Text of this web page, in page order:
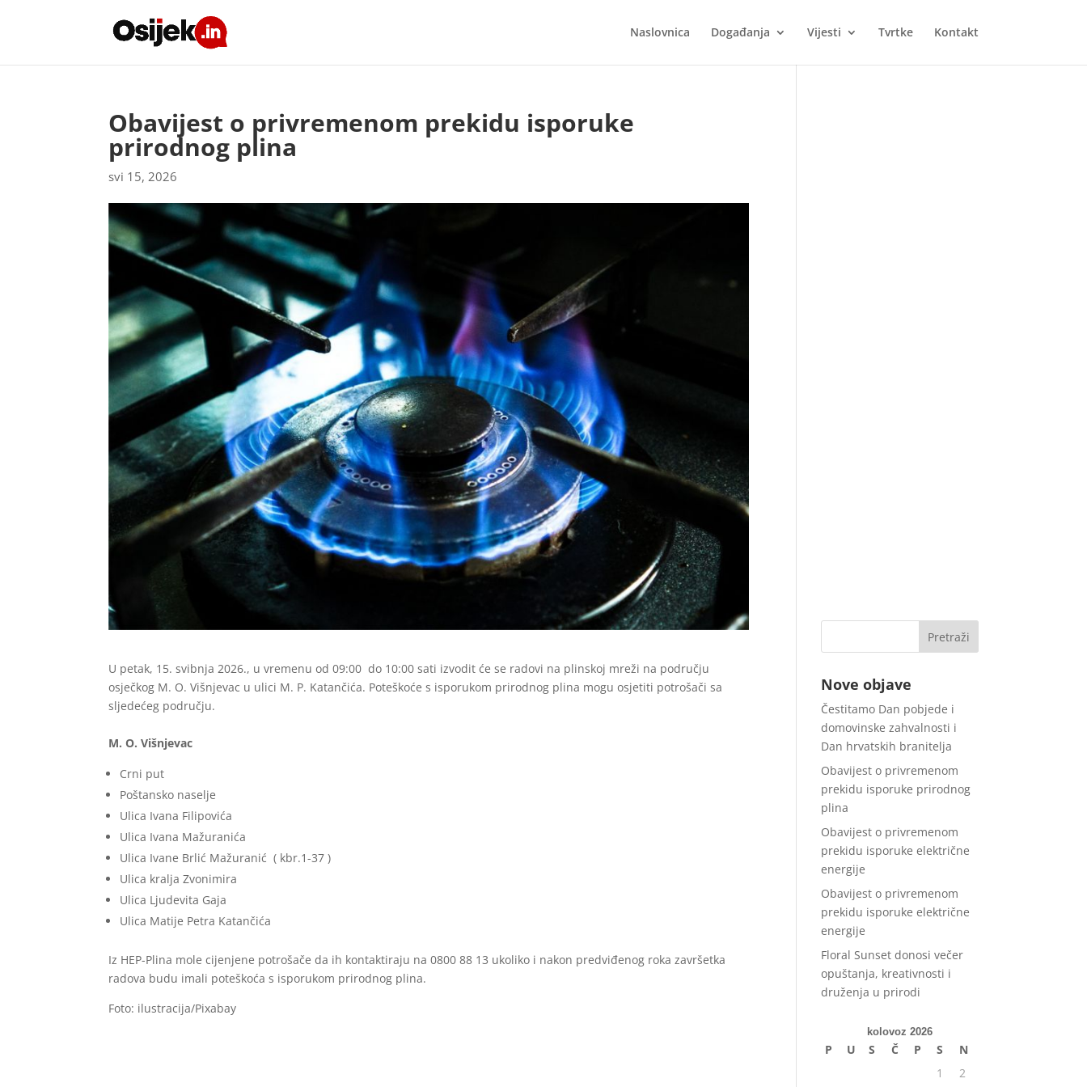
Naslovnica Događanja Vijesti Tvrtke Kontakt
Obavijest o privremenom prekidu isporuke
prirodnog plina
svi 15, 2026
U petak, 15. svibnja 2026., u vremenu od 09:00 do 10:00 sati izvodit će se radovi na plinskoj mreži na području
osječkog M. O. Višnjevac u ulici M. P. Katančića. Poteškoće s isporukom prirodnog plina mogu osjetiti potrošači sa
sljedećeg području.
M. O. Višnjevac
Crni put
Poštansko naselje
Ulica Ivana Filipovića
Ulica Ivana Mažuranića
Ulica Ivane Brlić Mažuranić ( kbr.1-37 )
Ulica kralja Zvonimira
Ulica Ljudevita Gaja
Ulica Matije Petra Katančića
Iz HEP-Plina mole cijenjene potrošače da ih kontaktiraju na 0800 88 13 ukoliko i nakon predviđenog roka završetka
radova budu imali poteškoća s isporukom prirodnog plina.
Foto: ilustracija/Pixabay
Nove objave
Čestitamo Dan pobjede i
domovinske zahvalnosti i
Dan hrvatskih branitelja
Obavijest o privremenom
prekidu isporuke prirodnog
plina
Obavijest o privremenom
prekidu isporuke električne
energije
Obavijest o privremenom
prekidu isporuke električne
energije
Floral Sunset donosi večer
opuštanja, kreativnosti i
druženja u prirodi
kolovoz 2026
P U S Č P S
N
1
2